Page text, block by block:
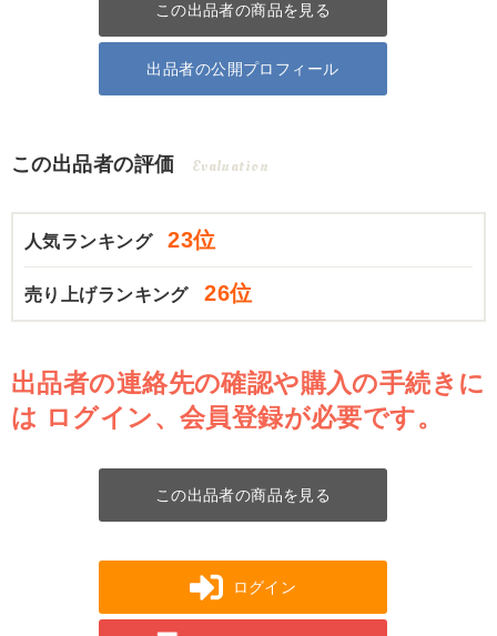
この出品者の商品を見る
出品者の公開プロフィール
この出品者の評価 Evaluation
人気ランキング 23位
売り上げランキング 26位
出品者の連絡先の確認や購入の手続きに
は ログイン、会員登録が必要です。
この出品者の商品を見る
ログイン